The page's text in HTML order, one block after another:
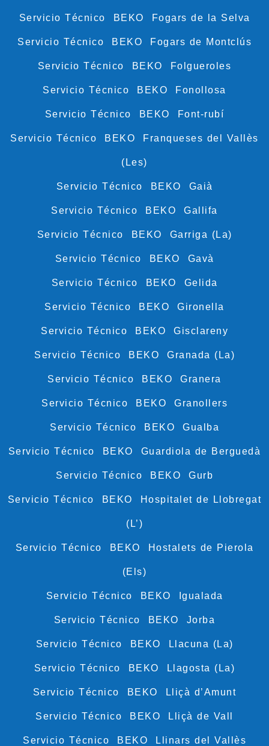
Servicio Técnico BEKO Fogars de la Selva
Servicio Técnico BEKO Fogars de Montclús
Servicio Técnico BEKO Folgueroles
Servicio Técnico BEKO Fonollosa
Servicio Técnico BEKO Font-rubí
Servicio Técnico BEKO Franqueses del Vallès
(Les)
Servicio Técnico BEKO Gaià
Servicio Técnico BEKO Gallifa
Servicio Técnico BEKO Garriga (La)
Servicio Técnico BEKO Gavà
Servicio Técnico BEKO Gelida
Servicio Técnico BEKO Gironella
Servicio Técnico BEKO Gisclareny
Servicio Técnico BEKO Granada (La)
Servicio Técnico BEKO Granera
Servicio Técnico BEKO Granollers
Servicio Técnico BEKO Gualba
Servicio Técnico BEKO Guardiola de Berguedà
Servicio Técnico BEKO Gurb
Servicio Técnico BEKO Hospitalet de Llobregat
(L’)
Servicio Técnico BEKO Hostalets de Pierola
(Els)
Servicio Técnico BEKO Igualada
Servicio Técnico BEKO Jorba
Servicio Técnico BEKO Llacuna (La)
Servicio Técnico BEKO Llagosta (La)
Servicio Técnico BEKO Lliçà d’Amunt
Servicio Técnico BEKO Lliçà de Vall
Servicio Técnico BEKO Llinars del Vallès